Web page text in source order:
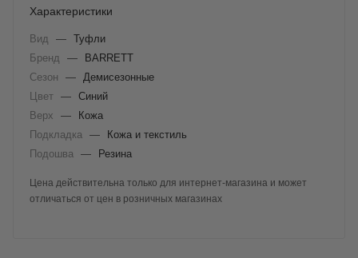
Характеристики
Вид — Туфли
Бренд
—
BARRETT
Сезон
—
Демисезонные
Цвет — Синий
Верх
—
Кожа
Подкладка
—
Кожа и текстиль
Подошва
— Резина
Цена действительна только для интернет-магазина и может
отличаться от цен в розничных магазинах